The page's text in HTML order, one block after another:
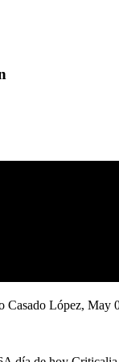
Casado López, May